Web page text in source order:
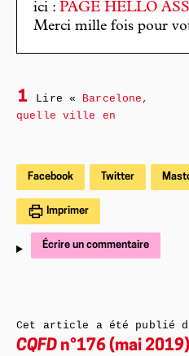
ici : PAGE HELLO
Merci mille fois pour
1 Lire « Barcelone,
quelle ville en
Facebook Twitter
Imprimer
Écrire un commentaire
Cet article a été publié
CQFD n°176 (mai 2019)